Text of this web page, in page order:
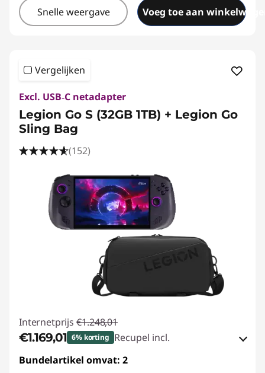
Snelle weergave Voeg toe aan
Vergelijken
Excl. USB‑C netadapter
Legion Go S (32GB 1TB) + Legion Go
Sling Bag
(152)
Internetprijs €1.248,01
€1.169,01 6% korting Recupel incl.
eCoupon-besparingen :
Bundelartikel omvat: 2